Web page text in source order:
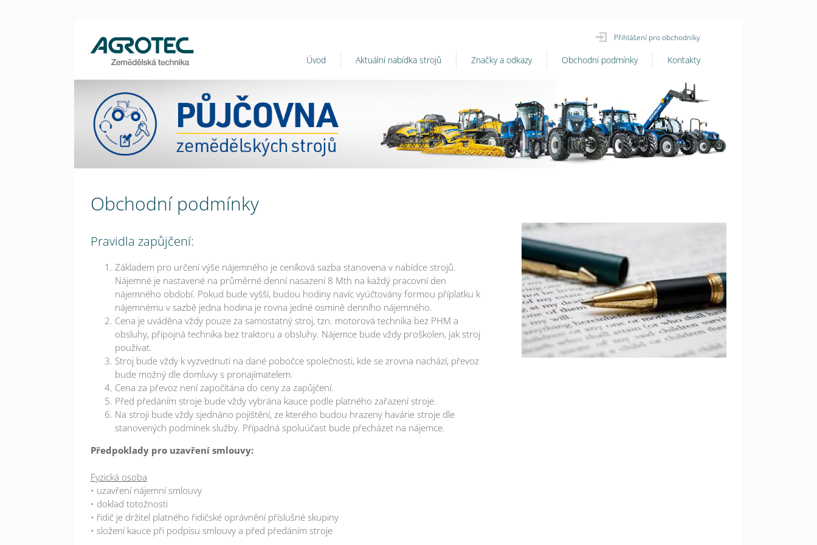
Přihlášení pro obchodníky
Úvod Aktuální nabídka strojů Značky a odkazy Obchodní podmínky Kontakty
Obchodní podmínky
Pravidla zapůjčení:
Základem pro určení výše nájemného je ceníková sazba stanovena v nabídce strojů.
Nájemné je nastavené na průměrné denní nasazení 8 Mth na každý pracovní den
nájemného období. Pokud bude vyšší, budou hodiny navíc vyúčtovány formou příplatku k
nájemnému v sazbě jedna hodina je rovna jedné osmině denního nájemného.
Cena je uváděna vždy pouze za samostatný stroj, tzn. motorová technika bez PHM a
obsluhy, přípojná technika bez traktoru a obsluhy. Nájemce bude vždy proškolen, jak stroj
používat.
Stroj bude vždy k vyzvednutí na dané pobočce společnosti, kde se zrovna nachází, převoz
bude možný dle domluvy s pronajímatelem.
Cena za převoz není započítána do ceny za zapůjčení.
Před předáním stroje bude vždy vybrána kauce podle platného zařazení stroje.
Na stroji bude vždy sjednáno pojištění, ze kterého budou hrazeny havárie stroje dle
stanovených podmínek služby. Případná spoluúčast bude přecházet na nájemce.
Předpoklady pro uzavření smlouvy:
Fyzická osoba
• uzavření nájemní smlouvy
• doklad totožnosti
• řidič je držitel platného řidičské oprávnění příslušné skupiny
• složení kauce při podpisu smlouvy a před předáním stroje